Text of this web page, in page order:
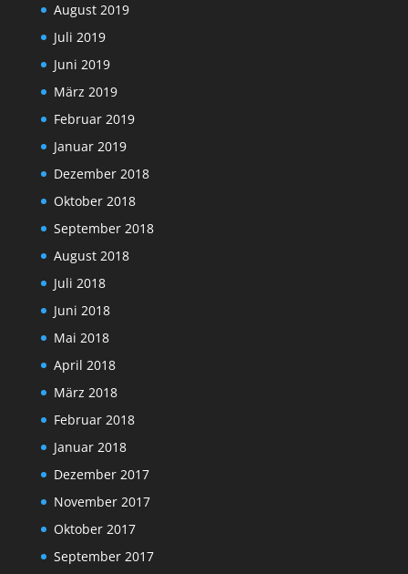
August 2019
Juli 2019
Juni 2019
März 2019
Februar 2019
Januar 2019
Dezember 2018
Oktober 2018
September 2018
August 2018
Juli 2018
Juni 2018
Mai 2018
April 2018
März 2018
Februar 2018
Januar 2018
Dezember 2017
November 2017
Oktober 2017
September 2017